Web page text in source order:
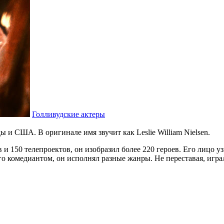
Голливудские актеры
и США. В оригинале имя звучит как Leslie William Nielsen.
телепроектов, он изобразил более 220 героев. Его лицо
комедиантом, он исполнял разные жанры. Не переставая,